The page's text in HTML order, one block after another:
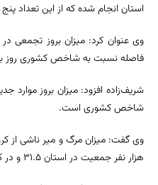
استان انجام شده که از این تعداد پنج هزار و ۹۴۹ مورد تست
فاصله نسبت به شاخص کشوری روز
شاخص کشوری است.
هزار نفر جمعیت در استان ۳۱.۵ و در کشور ۳۸.۸ درصد است.